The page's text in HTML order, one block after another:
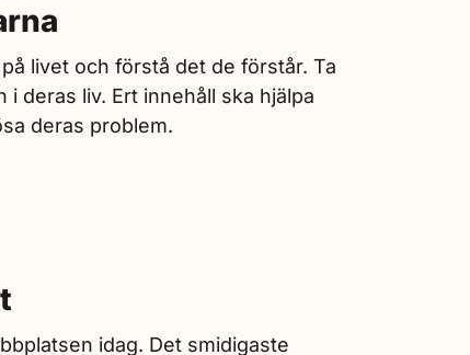
livet och förstå det de förstår. Ta
deras liv. Ert innehåll ska hjälpa
deras problem.
idag. Det smidigaste